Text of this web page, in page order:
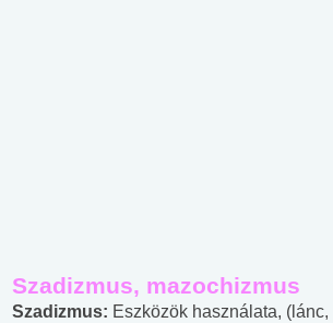
Szadizmus, mazochizmus
Szadizmus: Eszközök használata,